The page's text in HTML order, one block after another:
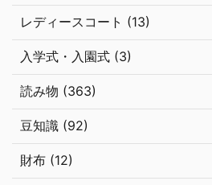
レディースコート (13)
入学式・入園式 (3)
読み物 (363)
豆知識 (92)
財布 (12)